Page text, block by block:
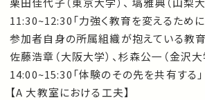
11:30~12:30「力強く教育を変えるために
参加者自身の所属組織が抱えている教
佐藤浩章（大阪大学）、杉森公一（金沢
14:00~15:30「体験のその先を共有する」
【A 大教室における工夫】